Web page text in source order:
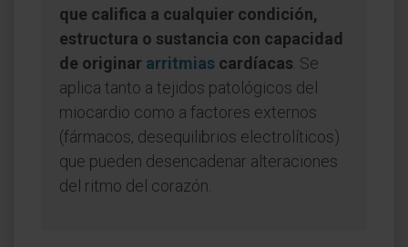
que califica a cualquier condición,
estructura o sustancia con capacidad
de originar arritmias cardíacas . Se
aplica tanto a tejidos patológicos del
miocardio como a factores externos
(fármacos, desequilibrios electrolíticos)
que pueden desencadenar alteraciones
del ritmo del corazón.